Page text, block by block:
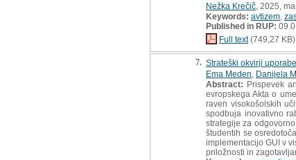
Nežka Krečič , 2025,
Keywords: avtizem
Published in RUP:
Full text(749,27 KB)
7. Strateški okvirji
Ema Meden Danijela
Abstract: Prispevek
evropskega Akta o
raven visokošolskih
spodbuja inovativno
strategije za
študentih se
implementacijo GUI v
priložnosti in